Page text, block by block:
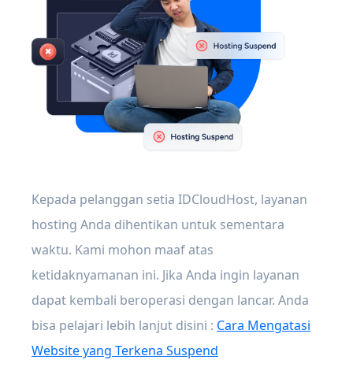
Kepada pelanggan setia IDCloudHost, layanan
hosting Anda dihentikan untuk sementara
waktu. Kami mohon maaf atas
ketidaknyamanan ini. Jika Anda ingin layanan
dapat kembali beroperasi dengan lancar. Anda
bisa pelajari lebih lanjut disini : Cara Mengatasi
Website yang Terkena Suspend